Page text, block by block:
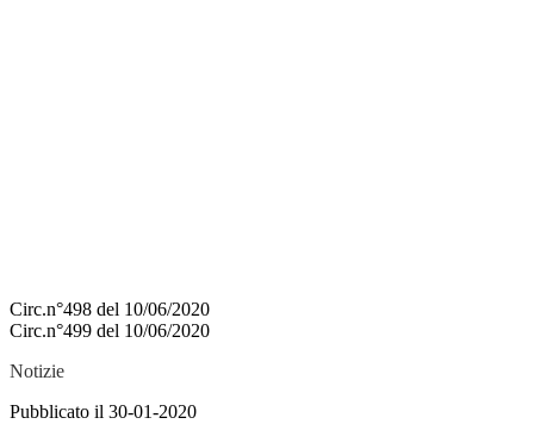
Circ.n°498 del 10/06/2020
Circ.n°499 del 10/06/2020
Notizie
Pubblicato il 30-01-2020